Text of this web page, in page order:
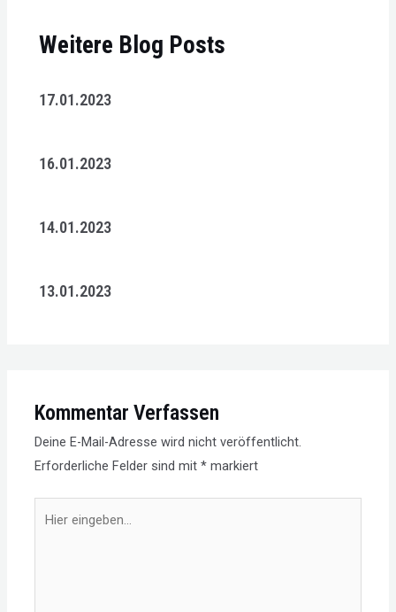
Weitere Blog Posts
17.01.2023
16.01.2023
14.01.2023
13.01.2023
Kommentar Verfassen
Deine E-Mail-Adresse wird nicht veröffentlicht.
Erforderliche Felder sind mit* markiert